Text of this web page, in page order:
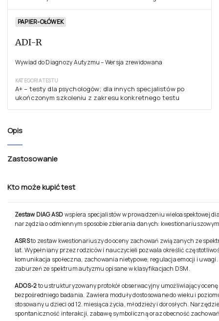
PAPIER-OŁÓWEK
ADI-R
Wywiad do Diagnozy Autyzmu – Wersja zrewidowana
KATEGORIA TESTU
A+ – testy dla psychologów; dla innych specjalistów po
ukończonym szkoleniu z zakresu konkretnego testu
Opis
Zastosowanie
Kto może kupić test
Zestaw DIAG ASDwspiera specjalistów w prowadzeniu wieloaspektowej
narzędzia o odmiennym sposobie zbierania danych:
ASRSto zestaw kwestionariuszy do oceny zachowań związanych ze
lat. Wypełniany przez rodziców i nauczycieli pozwala określić
komunikacja społeczna, zachowania nietypowe, regulacja emocji i
zaburzeń ze spektrum autyzmu opisane w klasyfikacjach DSM.
ADOS-2to ustrukturyzowany protokół obserwacyjny umożliwiający
bezpośredniego badania. Zawiera moduły dostosowane do wieku i
stosowany u dzieci od 12. miesiąca życia, młodzieży i dorosłych.
spontaniczność interakcji, zabawę symboliczną oraz obecność